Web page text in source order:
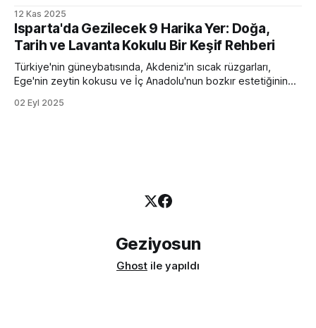
kalabalığından kaçış noktası, yemyeşil doğası ve huzurlu
atmosferiyle bilinirken; diğeri Mezopotamya'nın kalbinde,
binlerce yıllık tarihi ve kadim kültürel mirasıyla sizi zamanda
yolculuğa çıkarır. Bu kapsamlı
12 Kas 2025
Isparta'da Gezilecek 9 Harika Yer: Doğa,
Tarih ve Lavanta Kokulu Bir Keşif Rehberi
Türkiye'nin güneybatısında, Akdeniz'in sıcak rüzgarları,
Ege'nin zeytin kokusu ve İç Anadolu'nun bozkır estetiğinin
Diyarı" ve son yılların yükselen değeri "Lavanta Kokulu Şehir"
02 Eyl 2025
Geziyosun
Ghost ile yapıldı